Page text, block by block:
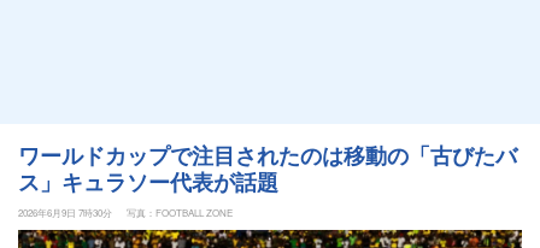
ワールドカップで注目されたのは移動の「古びたバ
ス」キュラソー代表が話題
2026年6月9日 7時30分 写真：FOOTBALL ZONE